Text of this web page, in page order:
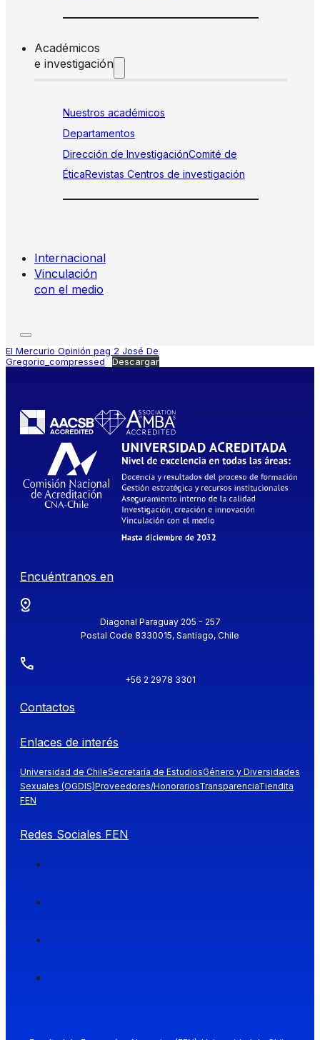
Académicos
e investigación
Nuestros académicos
Departamentos
Dirección de InvestigaciónComité de
ÉticaRevistas Centros de investigación
Internacional
Vinculación
con el medio
El Mercurio Opinión pag 2 José De
Gregorio_compressed
Descargar
Encuéntranos en
Diagonal Paraguay 205 - 257
Postal Code 8330015, Santiago, Chile
+56 2 2978 3301
Contactos
Enlaces de interés
Universidad de ChileSecretaría de EstudiosGénero y Diversidades
Sexuales (OGDIS)Proveedores/HonorariosTransparenciaTiendita
FEN
Redes Sociales FEN